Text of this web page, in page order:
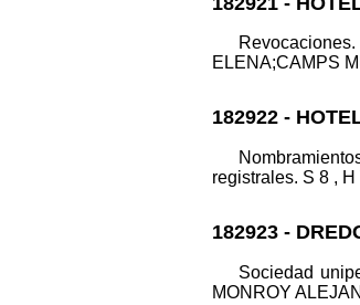
ELENA;CAMPS
182922 -
registrales. S 8 ,
182923 -
Sociedad
MONROY